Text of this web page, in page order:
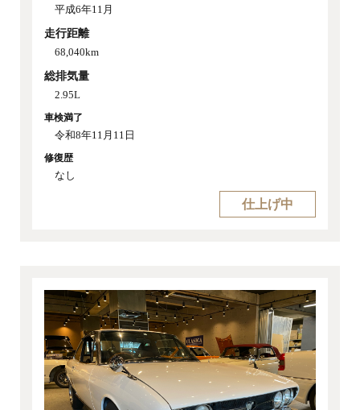
平成6年11月
走行距離
68,040km
総排気量
2.95L
車検満了
令和8年11月11日
修復歴
なし
仕上げ中